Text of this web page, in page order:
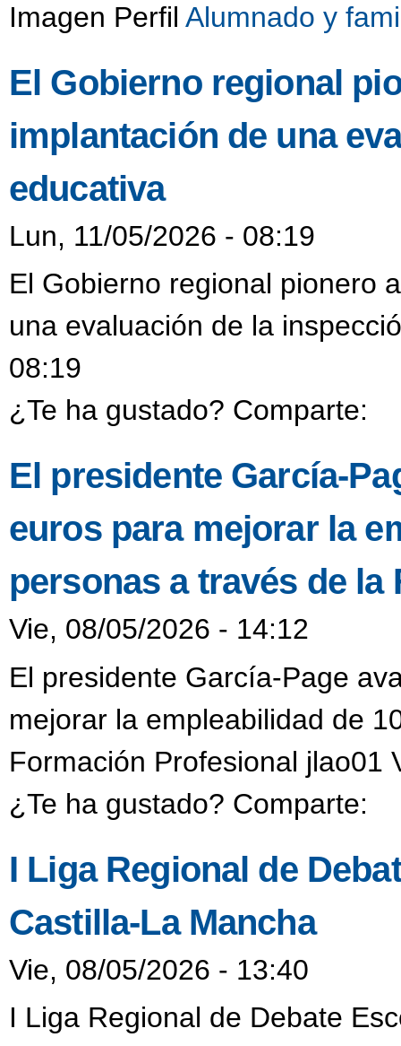
Imagen Perfil Alumnado y
El Gobierno regional
implantación de una
educativa
Lun, 11/05/2026 - 08:19
El Gobierno regional pionero
una evaluación de la
08:19
¿Te ha gustado? Comparte:
El presidente García-
euros para mejorar la
personas a través de
Vie, 08/05/2026 - 14:12
El presidente García-Page
mejorar la empleabilidad de
Formación Profesional jlao01
¿Te ha gustado? Comparte:
I Liga Regional de
Castilla-La Mancha
Vie, 08/05/2026 - 13:40
I Liga Regional de Debate